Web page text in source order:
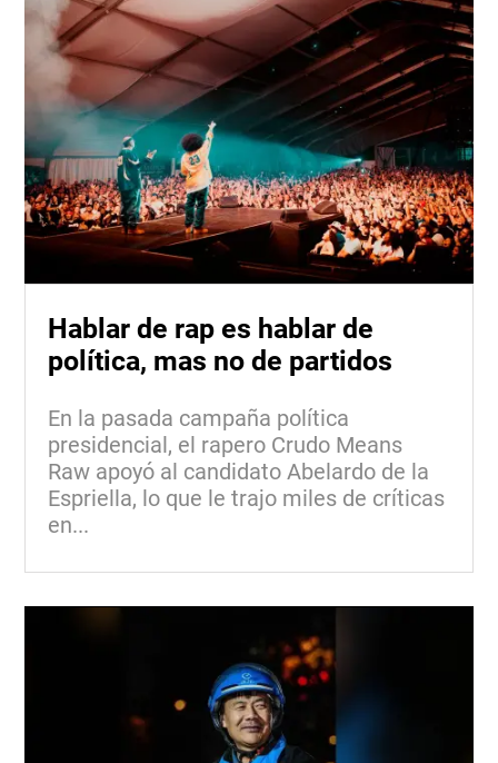
Hablar de rap es hablar de
política, mas no de partidos
En la pasada campaña política
presidencial, el rapero Crudo Means
Raw apoyó al candidato Abelardo de la
Espriella, lo que le trajo miles de críticas
en...